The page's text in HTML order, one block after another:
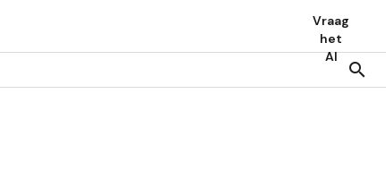
Vraag
het
AI
search